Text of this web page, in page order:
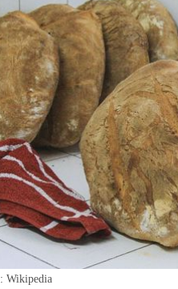
Wikipedia